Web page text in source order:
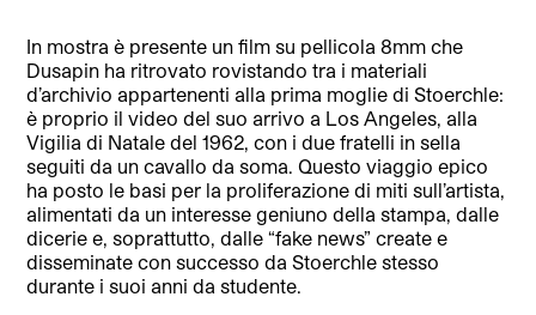
In mostra è presente un film su pellicola 8mm che
Dusapin ha ritrovato rovistando tra i materiali
d’archivio appartenenti alla prima moglie di Stoerchle:
è proprio il video del suo arrivo a Los Angeles, alla
Vigilia di Natale del 1962, con i due fratelli in sella
seguiti da un cavallo da soma. Questo viaggio epico
ha posto le basi per la proliferazione di miti sull’artista,
alimentati da un interesse geniuno della stampa, dalle
dicerie e, soprattutto, dalle “fake news” create e
disseminate con successo da Stoerchle stesso
durante i suoi anni da studente.